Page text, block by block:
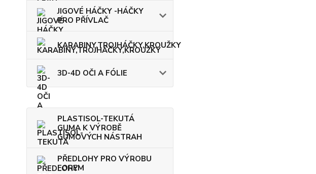
JIGOVÉ HÁČKY -HÁČKY
PRO PŘÍVLAČ
KARABINY,TROJHÁČKY,KROUŽKY
3D-4D OČI A FÓLIE
PLASTISOL-TEKUTÁ
GUMA K VÝROBĚ
GUMOVÝCH NÁSTRAH
PŘEDLOHY PRO VÝROBU
FOREM